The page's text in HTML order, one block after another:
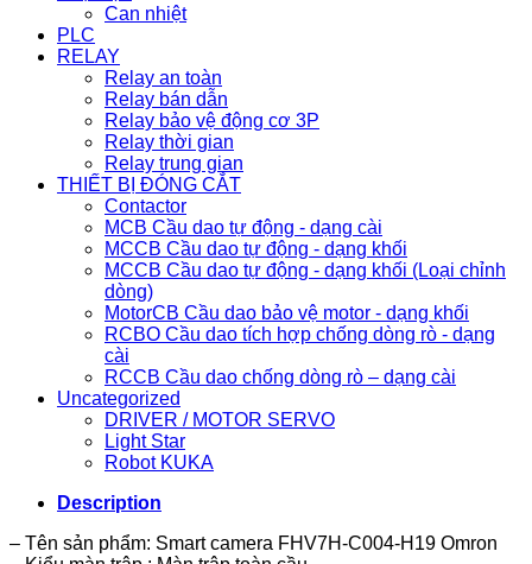
Can nhiệt
PLC
RELAY
Relay an toàn
Relay bán dẫn
Relay bảo vệ động cơ 3P
Relay thời gian
Relay trung gian
THIẾT BỊ ĐÓNG CẮT
Contactor
MCB Cầu dao tự động - dạng cài
MCCB Cầu dao tự động - dạng khối
MCCB Cầu dao tự động - dạng khối (Loại chỉnh
dòng)
MotorCB Cầu dao bảo vệ motor - dạng khối
RCBO Cầu dao tích hợp chống dòng rò - dạng
cài
RCCB Cầu dao chống dòng rò – dạng cài
Uncategorized
DRIVER / MOTOR SERVO
Light Star
Robot KUKA
Description
– Tên sản phẩm: Smart camera FHV7H-C004-H19 Omron